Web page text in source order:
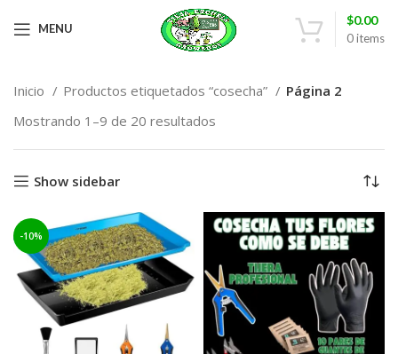
MENU
0items
$0.00
Inicio Productos etiquetados “cosecha”
Página 2
Mostrando 1–9 de 20 resultados
Show sidebar
-10%